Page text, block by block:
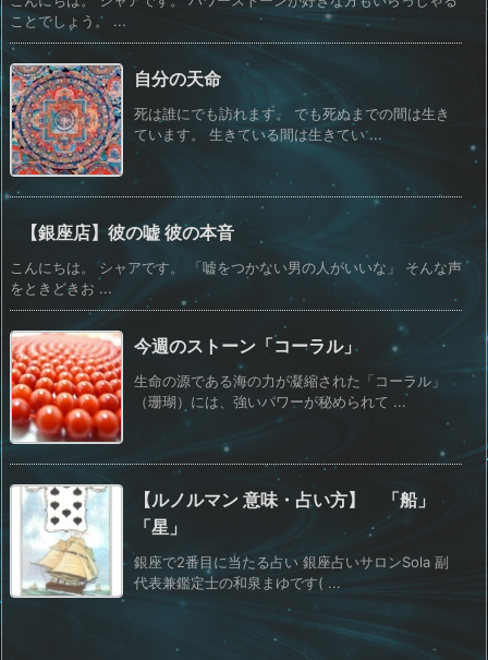
ことでしょう。 ...
自分の天命
死は誰にでも訪れます。 でも死ぬまでの間は生き
ています。 生きている間は生きてい ...
【銀座店】彼の嘘 彼の本音
こんにちは。 シャアです。 「嘘をつかない男の人がいいな」 そんな声
をときどきお ...
今週のストーン「コーラル」
生命の源である海の力が凝縮された「コーラル」
（珊瑚）には、強いパワーが秘められて ...
【ルノルマン 意味・占い方】 「船」
「星」
銀座で2番目に当たる占い 銀座占いサロンSola 副
代表兼鑑定士の和泉まゆです( ...